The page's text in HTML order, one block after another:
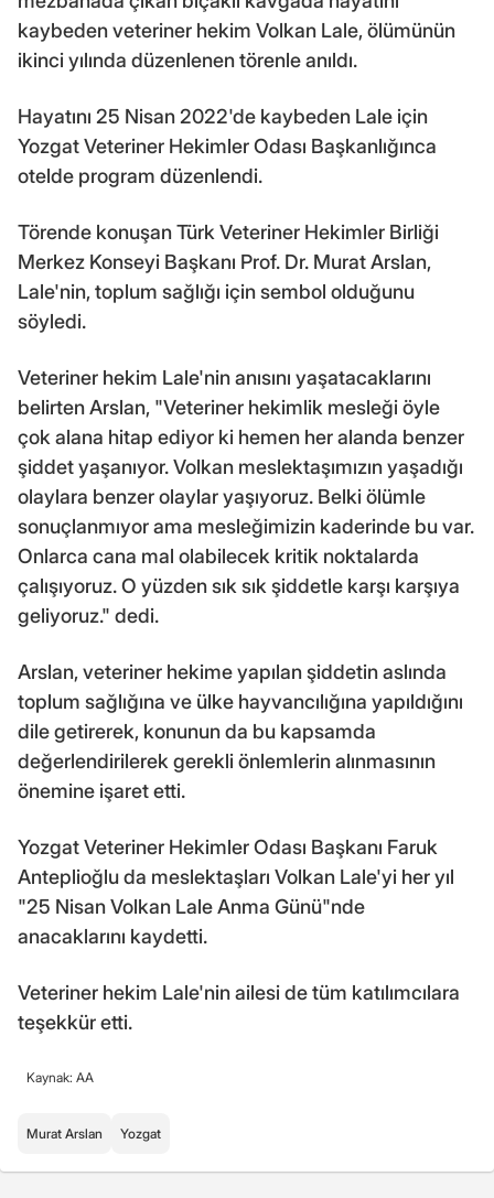
kaybeden veteriner hekim Volkan Lale, ölümünün
ikinci yılında düzenlenen törenle anıldı.
Hayatını 25 Nisan 2022'de kaybeden Lale için
Yozgat Veteriner Hekimler Odası Başkanlığınca
otelde program düzenlendi.
Törende konuşan Türk Veteriner Hekimler Birliği
Merkez Konseyi Başkanı Prof. Dr. Murat Arslan,
Lale'nin, toplum sağlığı için sembol olduğunu
söyledi.
Veteriner hekim Lale'nin anısını yaşatacaklarını
belirten Arslan, "Veteriner hekimlik mesleği öyle
çok alana hitap ediyor ki hemen her alanda benzer
şiddet yaşanıyor. Volkan meslektaşımızın yaşadığı
olaylara benzer olaylar yaşıyoruz. Belki ölümle
sonuçlanmıyor ama mesleğimizin kaderinde bu var.
Onlarca cana mal olabilecek kritik noktalarda
çalışıyoruz. O yüzden sık sık şiddetle karşı karşıya
geliyoruz." dedi.
Arslan, veteriner hekime yapılan şiddetin aslında
toplum sağlığına ve ülke hayvancılığına yapıldığını
dile getirerek, konunun da bu kapsamda
değerlendirilerek gerekli önlemlerin alınmasının
önemine işaret etti.
Yozgat Veteriner Hekimler Odası Başkanı Faruk
Anteplioğlu da meslektaşları Volkan Lale'yi her yıl
"25 Nisan Volkan Lale Anma Günü"nde
anacaklarını kaydetti.
Veteriner hekim Lale'nin ailesi de tüm katılımcılara
teşekkür etti.
Kaynak: AA
Murat Arslan Yozgat